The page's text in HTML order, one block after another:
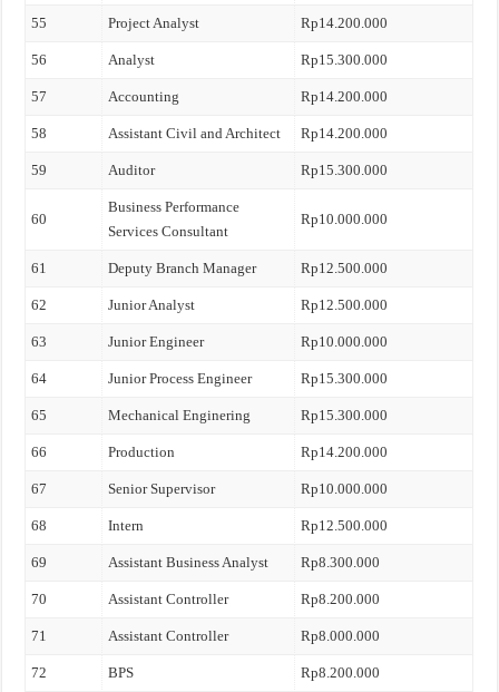
55 Project Analyst Rp14.200.000
56 Analyst Rp15.300.000
57 Accounting Rp14.200.000
58 Assistant Civil and Architect Rp14.200.000
59 Auditor Rp15.300.000
60
Business Performance
Services Consultant
Rp10.000.000
61 Deputy Branch Manager Rp12.500.000
62 Junior Analyst Rp12.500.000
63 Junior Engineer Rp10.000.000
64 Junior Process Engineer Rp15.300.000
65 Mechanical Enginering Rp15.300.000
66 Production Rp14.200.000
67 Senior Supervisor Rp10.000.000
68 Intern Rp12.500.000
69 Assistant Business Analyst Rp8.300.000
70 Assistant Controller Rp8.200.000
71 Assistant Controller Rp8.000.000
72 BPS Rp8.200.000